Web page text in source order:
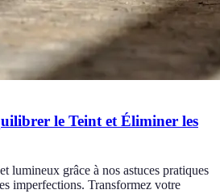
le Teint et Éliminer les
lumineux grâce à nos astuces pratiques
imperfections. Transformez votre